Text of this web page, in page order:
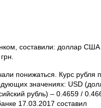
составили: доллар
понижаться. Курс рубля
значениях: USD
рубль) – 0.4659 /
17.03.2017 составил